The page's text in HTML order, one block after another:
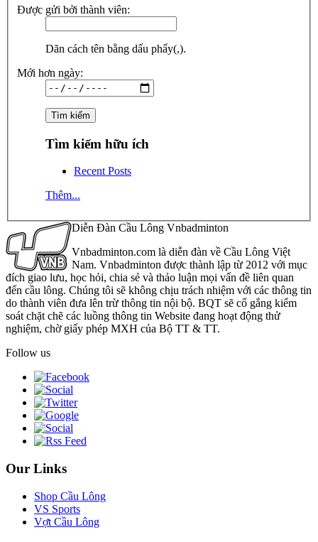
Được gửi bởi thành viên:
Dãn cách tên bằng dấu phẩy(,).
Mới hơn ngày:
Tìm kiếm hữu ích
Recent Posts
Thêm...
Diễn Đàn Cầu Lông Vnbadminton
Vnbadminton.com là diễn đàn về Cầu Lông Việt
Nam. Vnbadminton được thành lập từ 2012 với mục
đích giao lưu, học hỏi, chia sẻ và thảo luận mọi vấn đề liên quan
đến cầu lông. Chúng tôi sẽ không chịu trách nhiệm với các thông tin
do thành viên đưa lên trừ thông tin nội bộ. BQT sẽ cố gắng kiểm
soát chặt chẽ các luồng thông tin Website đang hoạt động thử
nghiệm, chờ giấy phép MXH của Bộ TT & TT.
Follow us
Our Links
Shop Cầu Lông
VS Sports
Vợt Cầu Lông